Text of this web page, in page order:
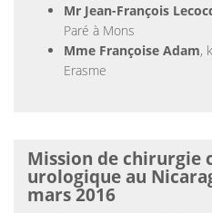
Mr Jean-François
Paré à Mons
Mme Françoise Adam,
Erasme
Mission de chirurgie
urologique au
mars 2016